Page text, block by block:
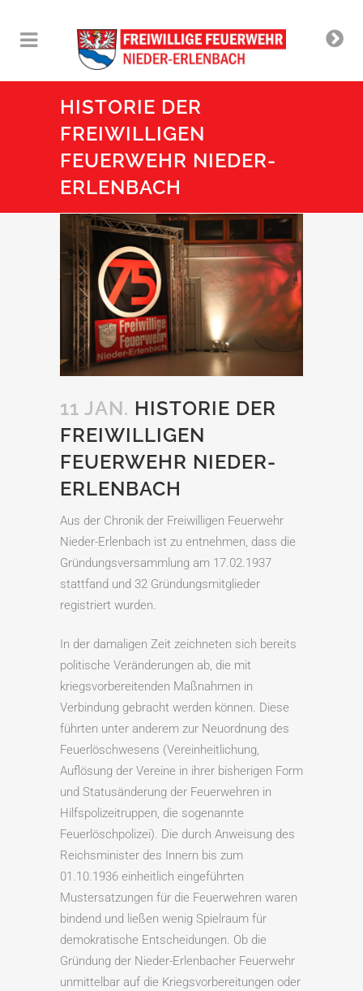
HISTORIE DER
FREIWILLIGEN
FEUERWEHR NIEDER-
ERLENBACH
11 JAN. HISTORIE DER
FREIWILLIGEN
FEUERWEHR NIEDER-
ERLENBACH
Aus der Chronik der Freiwilligen Feuerwehr
Nieder-Erlenbach ist zu entnehmen, dass die
Gründungsversammlung am 17.02.1937
stattfand und 32 Gründungsmitglieder
registriert wurden.
In der damaligen Zeit zeichneten sich bereits
politische Veränderungen ab, die mit
kriegsvorbereitenden Maßnahmen in
Verbindung gebracht werden können. Diese
führten unter anderem zur Neuordnung des
Feuerlöschwesens (Vereinheitlichung,
Auflösung der Vereine in ihrer bisherigen Form
und Statusänderung der Feuerwehren in
Hilfspolizeitruppen, die sogenannte
Feuerlöschpolizei). Die durch Anweisung des
Reichsminister des Innern bis zum
01.10.1936 einheitlich eingeführten
Mustersatzungen für die Feuerwehren waren
bindend und ließen wenig Spielraum für
demokratische Entscheidungen. Ob die
Gründung der Nieder-Erlenbacher Feuerwehr
unmittelbar auf die Kriegsvorbereitungen oder